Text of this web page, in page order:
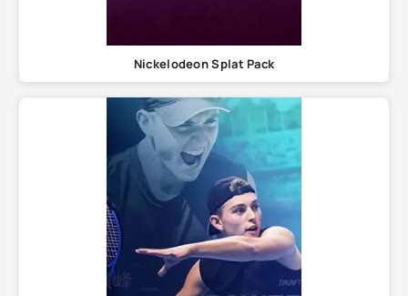
Nickelodeon Splat Pack